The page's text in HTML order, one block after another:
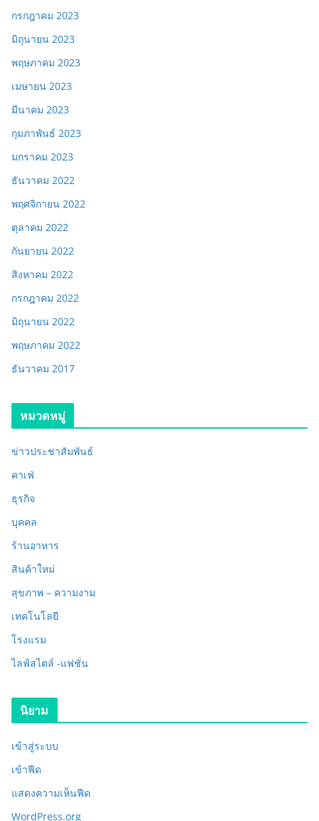
กรกฎาคม 2023
มิถุนายน 2023
พฤษภาคม 2023
เมษายน 2023
มีนาคม 2023
กุมภาพันธ์ 2023
มกราคม 2023
ธันวาคม 2022
พฤศจิกายน 2022
ตุลาคม 2022
กันยายน 2022
สิงหาคม 2022
กรกฎาคม 2022
มิถุนายน 2022
พฤษภาคม 2022
ธันวาคม 2017
หมวดหมู่
ข่าวประชาสัมพันธ์
คาเฟ่
ธุรกิจ
บุคคล
ร้านอาหาร
สินค้าใหม่
สุขภาพ – ความงาม
เทคโนโลยี
โรงแรม
ไลฟ์สไตล์ -แฟชั่น
นิยาม
เข้าสู่ระบบ
เข้าฟีด
แสดงความเห็นฟีด
WordPress.org